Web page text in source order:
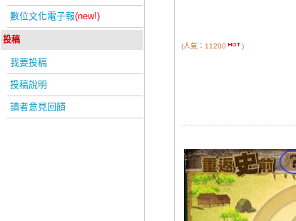
數位文化電子報(new!)
投稿
我要投稿
投稿說明
讀者意見回饋
(人氣：11200 )